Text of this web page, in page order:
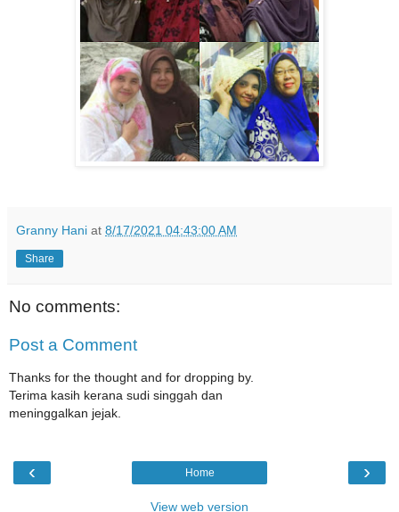
Granny Hani at 8/17/2021 04:43:00 AM
Share
No comments:
Post a Comment
Thanks for the thought and for dropping by.
Terima kasih kerana sudi singgah dan
meninggalkan jejak.
‹ ›
Home
View web version